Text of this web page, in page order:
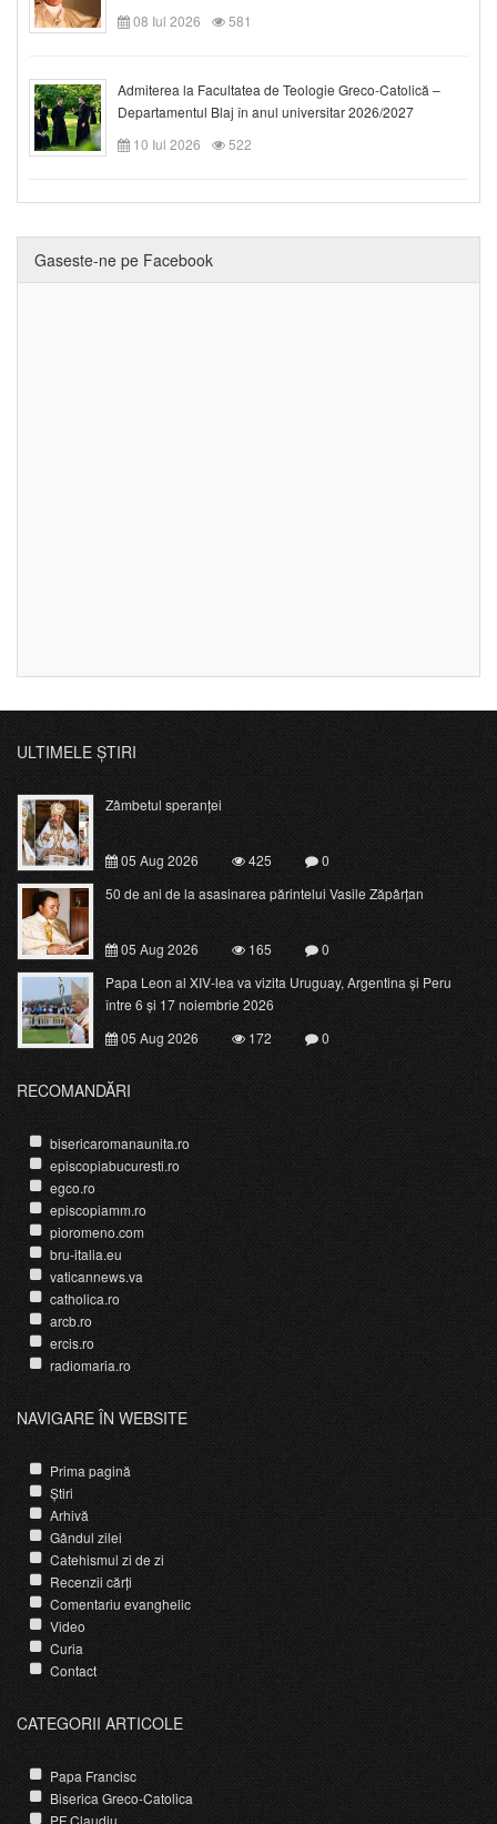
08 Iul 2026
581
Admiterea la Facultatea de Teologie Greco-Catolică –
Departamentul Blaj în anul universitar 2026/2027
10 Iul 2026
522
Gaseste-ne pe Facebook
ULTIMELE ȘTIRI
Zâmbetul speranței
05 Aug 2026 425
0
50 de ani de la asasinarea părintelui Vasile Zăpârțan
05 Aug 2026 165
0
Papa Leon al XIV-lea va vizita Uruguay, Argentina și Peru
între 6 și 17 noiembrie 2026
05 Aug 2026
172 0
RECOMANDĂRI
bisericaromanaunita.ro
episcopiabucuresti.ro
egco.ro
episcopiamm.ro
pioromeno.com
bru-italia.eu
vaticannews.va
catholica.ro
arcb.ro
ercis.ro
radiomaria.ro
NAVIGARE ÎN WEBSITE
Prima pagină
Știri
Arhivă
Gândul zilei
Catehismul zi de zi
Recenzii cărți
Comentariu evanghelic
Video
Curia
Contact
CATEGORII ARTICOLE
Papa Francisc
Biserica Greco-Catolica